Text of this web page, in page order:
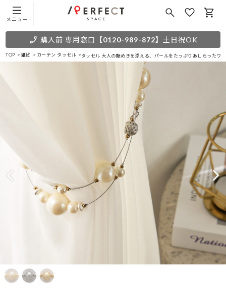
メニュー
購入前 専用窓口 【0120-989-872】 土日祝OK
TOP 雑貨 カーテン タッセル タッセル 大人の艶めきを添える、パールをたっぷりあしらったワ